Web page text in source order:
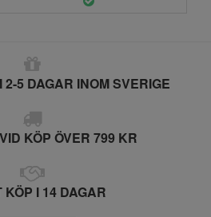
5 DAGAR INOM SVERIGE
KÖP ÖVER 799 KR
KÖP I 14 DAGAR